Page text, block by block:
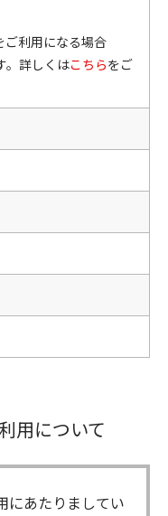
ご利用になる場合
。詳しくはこちらをご
用について
にあたりましてい